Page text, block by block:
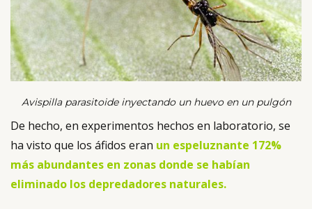
Avispilla parasitoide inyectando un huevo en un pulgón
De hecho, en experimentos hechos en laboratorio, se
ha visto que los áfidos eran un espeluznante 172%
más abundantes en zonas donde se habían
eliminado los depredadores naturales.